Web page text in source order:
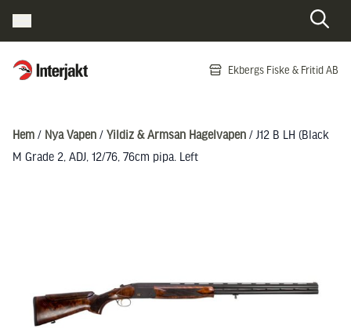
Interjakt SE Ekbergs Fiske & Fritid AB
Hem / Nya Vapen / Yildiz & Armsan Hagelvapen / J12 B LH (Black
M Grade 2, ADJ, 12/76, 76cm pipa. Left